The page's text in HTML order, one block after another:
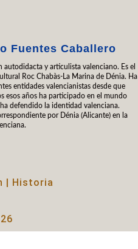
Fuentes Caballero
autodidacta y articulista valenciano. Es el
Roc Chabàs-La Marina de Dénia. Ha
entidades valencianistas desde que
esos años ha participado en el mundo
defendido la identidad valenciana.
por Dénia (Alicante) en la
| Historia